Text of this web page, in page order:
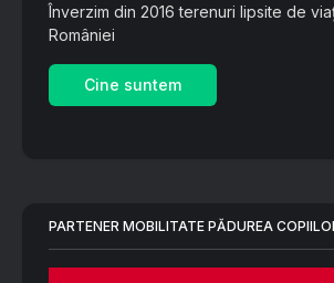
Înverzim din 2016 terenuri lipsite de
României
Cine suntem
PARTENER MOBILITATE PĂDUREA